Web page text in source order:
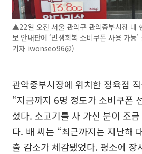
▲22일 오전 서울 관악구 관악중부시장 내
보 안내판에 ‘민생회복 소비쿠폰 사용 가능
기자 iwonseo96@)
관악중부시장에 위치한 정육점
“지금까지 6명 정도가 소비쿠폰
셨다. 소고기를 사 가신 분이 조
다. 배 씨는 “최근까지는 지난해
출 감소가 체감됐었다. 평소에 장